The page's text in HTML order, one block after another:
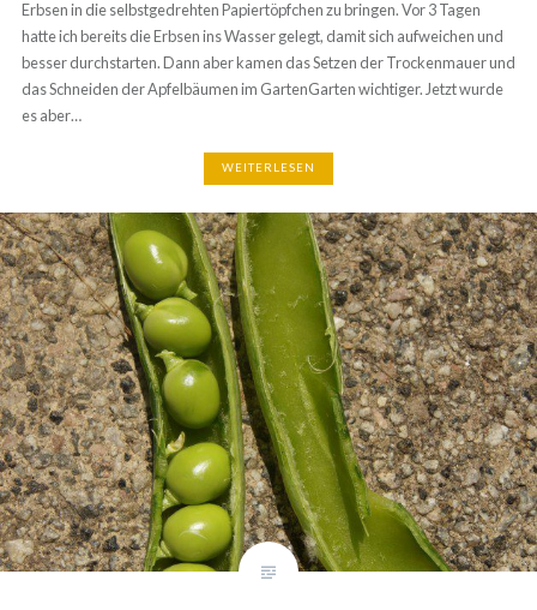
bringen. Vor 3 Tagen hatte ich bereits die Erbsen ins Wasser gelegt,
damit sich aufweichen und besser durchstarten. Dann aber kamen das
Setzen der Trockenmauer und das Schneiden der Apfelbäumen im
GartenGarten wichtiger. Jetzt wurde es aber…